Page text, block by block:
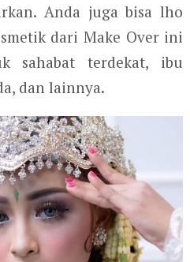
Anda juga bisa lho
dari Make Over ini
sahabat terdekat, ibu
dan lainnya.